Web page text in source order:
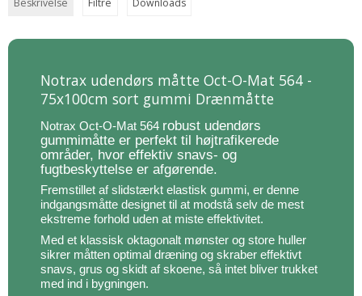
Beskrivelse Filtre Downloads
Notrax udendørs måtte Oct-O-Mat 564 -
75x100cm sort gummi Drænmåtte
Notrax Oct-O-Mat 564 robust udendørs
gummimåtte er perfekt til højtrafikerede
områder, hvor effektiv snavs- og
fugtbeskyttelse er afgørende.
Fremstillet af slidstærkt elastisk gummi, er denne
indgangsmåtte designet til at modstå selv de mest
ekstreme forhold uden at miste effektivitet.
Med et klassisk oktagonalt mønster og store huller
sikrer måtten optimal dræning og skraber effektivt
snavs, grus og skidt af skoene, så intet bliver trukket
med ind i bygningen.